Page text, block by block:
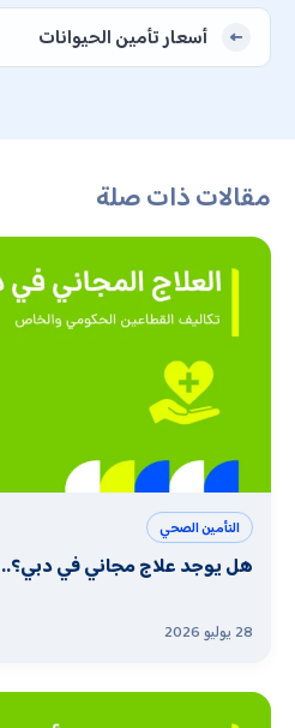
أسعار تأمين الحيوانات
مقالات ذات صلة
التأمين الصحي
هل يوجد علاج مجاني في
28 يوليو 2026